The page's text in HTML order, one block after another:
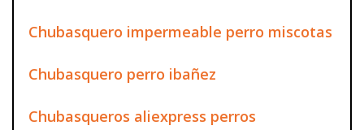
Chubasquero impermeable perro miscotas
Chubasquero perro ibañez
Chubasqueros aliexpress perros